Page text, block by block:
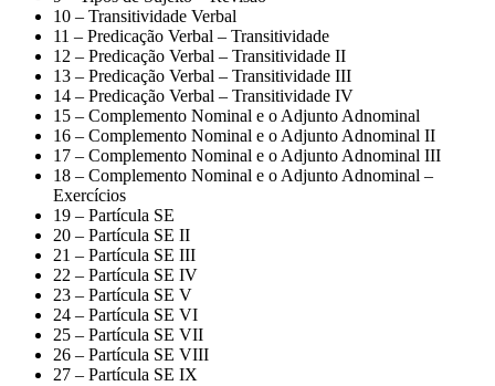
10 – Transitividade Verbal
11 – Predicação Verbal – Transitividade
12 – Predicação Verbal – Transitividade II
13 – Predicação Verbal – Transitividade III
14 – Predicação Verbal – Transitividade IV
15 – Complemento Nominal e o Adjunto Adnominal
16 – Complemento Nominal e o Adjunto Adnominal II
17 – Complemento Nominal e o Adjunto Adnominal III
18 – Complemento Nominal e o Adjunto Adnominal –
Exercícios
19 – Partícula SE
20 – Partícula SE II
21 – Partícula SE III
22 – Partícula SE IV
23 – Partícula SE V
24 – Partícula SE VI
25 – Partícula SE VII
26 – Partícula SE VIII
27 – Partícula SE IX